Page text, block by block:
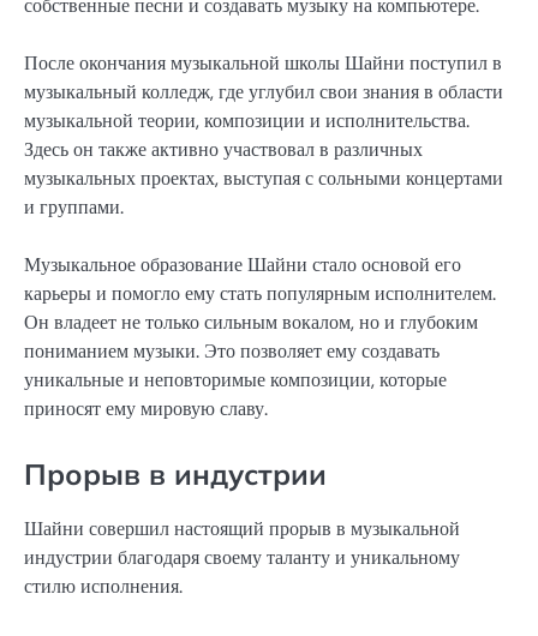
После окончания музыкальной школы Шайни поступил в
музыкальный колледж, где углубил свои знания в области
музыкальной теории, композиции и исполнительства.
Здесь он также активно участвовал в различных
музыкальных проектах, выступая с сольными концертами
и группами.
Музыкальное образование Шайни стало основой его
карьеры и помогло ему стать популярным исполнителем.
Он владеет не только сильным вокалом, но и глубоким
пониманием музыки. Это позволяет ему создавать
уникальные и неповторимые композиции, которые
приносят ему мировую славу.
Прорыв в индустрии
Шайни совершил настоящий прорыв в музыкальной
индустрии благодаря своему таланту и уникальному
стилю исполнения.